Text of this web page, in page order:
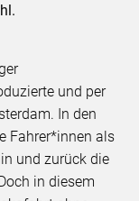
und per
In den
Fahrer*innen als
und zurück die
in diesem